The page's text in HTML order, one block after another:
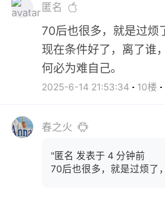
匿名
70后也很多，就是过烦
现在条件好了，离了谁
何必为难自己。
2025-6-14 21:53:34 10楼
春之火
"匿名 发表于 4 分钟前
70后也很多，就是过烦了